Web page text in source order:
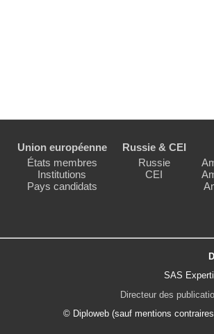
Union européenne
États membres
Institutions
Pays candidats
Russie & CEI
Russie
CEI
SAS
Directeur des
© Diploweb (sauf mentions